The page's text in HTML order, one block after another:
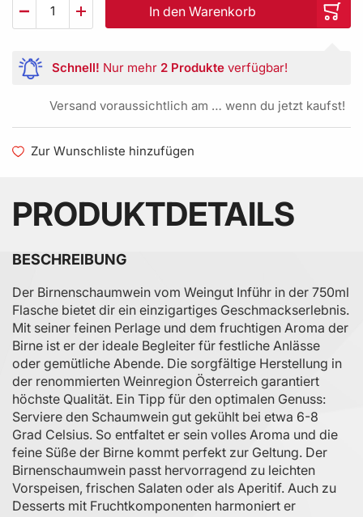
In den Warenkorb
Schnell! Nur mehr 2 Produkteverfügbar!
Versand voraussichtlich am … wenn du jetzt kaufst!
Zur Wunschliste hinzufügen
PRODUKTDETAILS
BESCHREIBUNG
Der Birnenschaumwein vom Weingut Inführ in der 750ml
Flasche bietet dir ein einzigartiges Geschmackserlebnis.
Mit seiner feinen Perlage und dem fruchtigen Aroma der
Birne ist er der ideale Begleiter für festliche Anlässe
oder gemütliche Abende. Die sorgfältige Herstellung in
der renommierten Weinregion Österreich garantiert
höchste Qualität. Ein Tipp für den optimalen Genuss:
Serviere den Schaumwein gut gekühlt bei etwa 6-8
Grad Celsius. So entfaltet er sein volles Aroma und die
feine Süße der Birne kommt perfekt zur Geltung. Der
Birnenschaumwein passt hervorragend zu leichten
Vorspeisen, frischen Salaten oder als Aperitif. Auch zu
Desserts mit Fruchtkomponenten harmoniert er